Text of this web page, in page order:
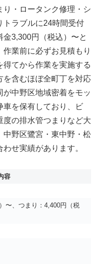
・ロータンク修理・シ
トラブルに24時間受付
3,300円（税込）〜と
業前に必ずお見積もり
てから作業を実施する
を含むほぼ全町丁を対応
中野区地域密着をモッ
車を保有しており、ビ
度の排水管つまりなど大
中野区鷺宮・東中野・松
せ実績があります。
容
〜、つまり：4,400円（税